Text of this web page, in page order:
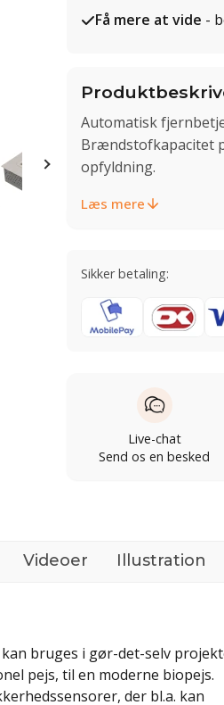
Få mere at vide -
Automatisk
Brændstofkapacitet
opfyldning.
Læs mere
Sikker betaling:
Live-chat
Send os en besked
Videoer Illustration
bruges i gør-det-selv
pejs, til en moderne biopejs.
der bl.a. kan